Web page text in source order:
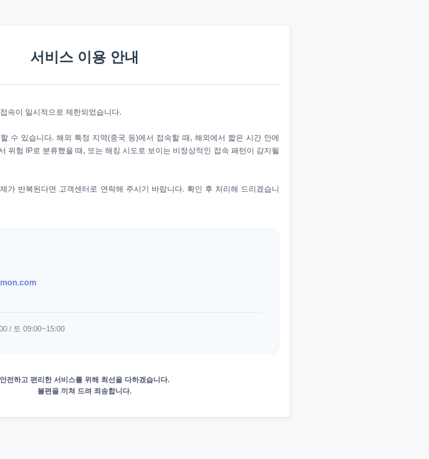
서비스 이용 안내
속이 일시적으로 제한되었습니다.
수 있습니다. 해외 특정 지역(중국 등)에서 접속할 때, 해외에서 짧은 시간 안에
위험 IP로 분류했을 때, 또는 해킹 시도로 보이는 비정상적인 접속 패턴이 감지될
가 반복된다면 고객센터로 연락해 주시기 바랍니다. 확인 후 처리해 드리겠습니
/ 토 09:00~15:00
안전하고 편리한 서비스를 위해 최선을 다하겠습니다.
불편을 끼쳐 드려 죄송합니다.